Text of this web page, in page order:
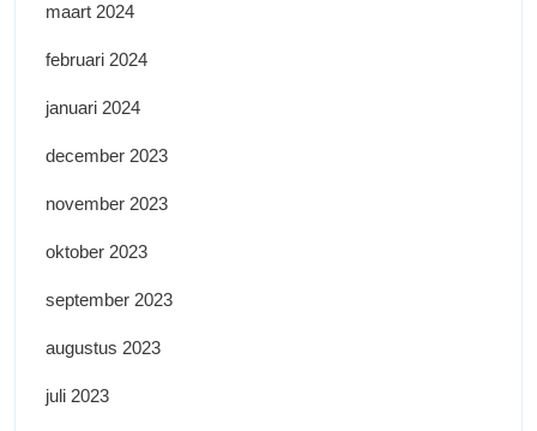
maart 2024
februari 2024
januari 2024
december 2023
november 2023
oktober 2023
september 2023
augustus 2023
juli 2023